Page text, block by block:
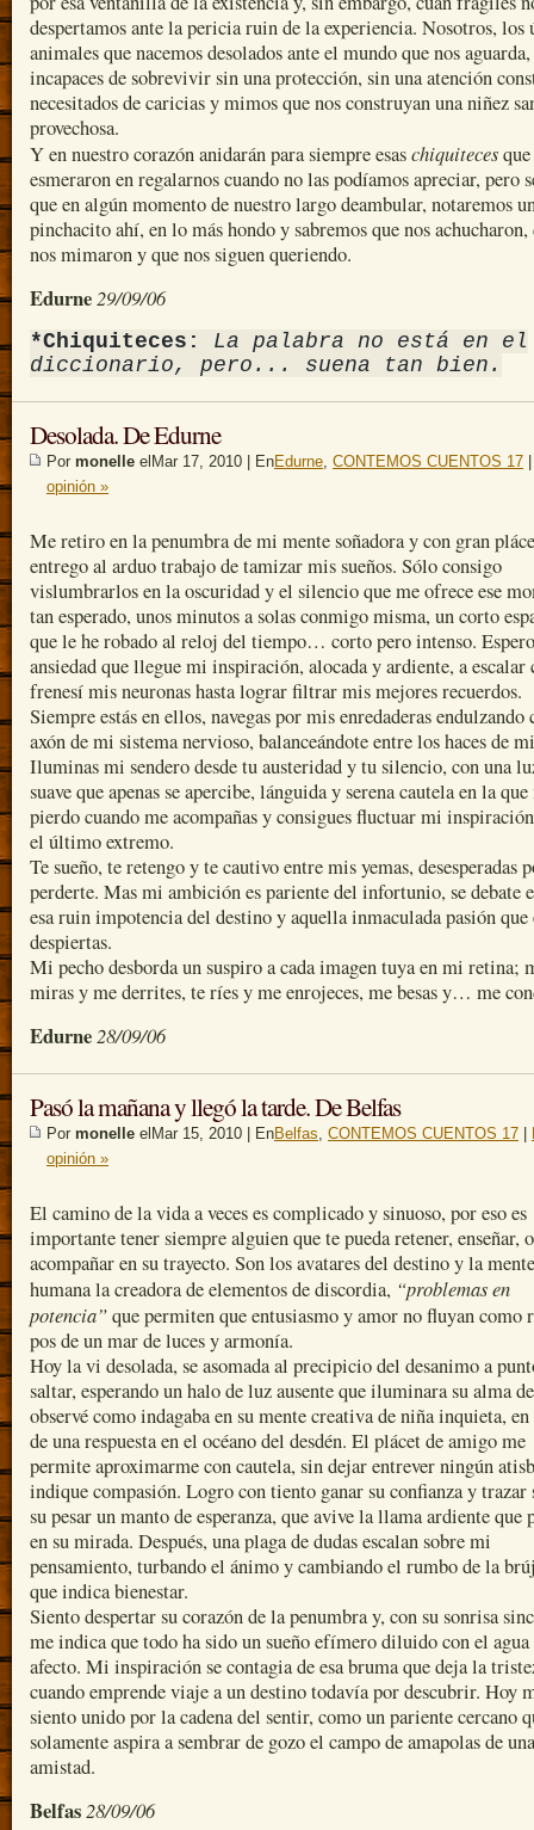
despertamos ante la pericia ruin de la experiencia. Nosotros, los
animales que nacemos desolados ante el mundo que nos aguarda,
incapaces de sobrevivir sin una protección, sin una atención
necesitados de caricias y mimos que nos construyan una niñez
provechosa.
Y en nuestro corazón anidarán para siempre esaschiquiteces
esmeraron en regalarnos cuando no las podíamos apreciar, pero
que en algún momento de nuestro largo deambular, notaremos
pinchacito ahí, en lo más hondo y sabremos que nos achucharon,
nos mimaron y que nos siguen queriendo.
Edurne 29/09/06
*Chiquiteces:
La palabra no está en el
diccionario, pero... suena tan bien.
Desolada. De Edurne
Por monelle elMar 17, 2010 | EnEdurne, CONTEMOS CUENTOS 17
opinión »
Me retiro en la penumbra de mi mente soñadora y con gran
entrego al arduo trabajo de tamizar mis sueños. Sólo consigo
vislumbrarlos en la oscuridad y el silencio que me ofrece ese
tan esperado, unos minutos a solas conmigo misma, un corto
que le he robado al reloj del tiempo… corto pero intenso.
ansiedad que llegue mi inspiración, alocada y ardiente, a escalar
frenesí mis neuronas hasta lograr filtrar mis mejores recuerdos.
Siempre estás en ellos, navegas por mis enredaderas endulzando
axón de mi sistema nervioso, balanceándote entre los haces de
Iluminas mi sendero desde tu austeridad y tu silencio, con una
suave que apenas se apercibe, lánguida y serena cautela en la que
pierdo cuando me acompañas y consigues fluctuar mi
el último extremo.
Te sueño, te retengo y te cautivo entre mis yemas, desesperadas
perderte. Mas mi ambición es pariente del infortunio, se debate
esa ruin impotencia del destino y aquella inmaculada pasión
despiertas.
Mi pecho desborda un suspiro a cada imagen tuya en mi retina;
miras y me derrites, te ríes y me enrojeces, me besas y… me
Edurne 28/09/06
Pasó la mañana y llegó la tarde. De Belfas
Por monelle elMar 15, 2010 | EnBelfas, CONTEMOS CUENTOS 17
opinión »
El camino de la vida a veces es complicado y sinuoso, por eso es
importante tener siempre alguien que te pueda retener, enseñar, o
acompañar en su trayecto. Son los avatares del destino y la mente
humana la creadora de elementos de discordia, “problemas en
potencia”que permiten que entusiasmo y amor no fluyan como
pos de un mar de luces y armonía.
Hoy la vi desolada, se asomada al precipicio del desanimo a
saltar, esperando un halo de luz ausente que iluminara su alma
observé como indagaba en su mente creativa de niña inquieta, en
de una respuesta en el océano del desdén. El plácet de amigo me
permite aproximarme con cautela, sin dejar entrever ningún
indique compasión. Logro con tiento ganar su confianza y trazar
su pesar un manto de esperanza, que avive la llama ardiente que
en su mirada. Después, una plaga de dudas escalan sobre mi
pensamiento, turbando el ánimo y cambiando el rumbo de la
que indica bienestar.
Siento despertar su corazón de la penumbra y, con su sonrisa
me indica que todo ha sido un sueño efímero diluido con el
afecto. Mi inspiración se contagia de esa bruma que deja la
cuando emprende viaje a un destino todavía por descubrir. Hoy
siento unido por la cadena del sentir, como un pariente cercano
solamente aspira a sembrar de gozo el campo de amapolas de
amistad.
Belfas 28/09/06